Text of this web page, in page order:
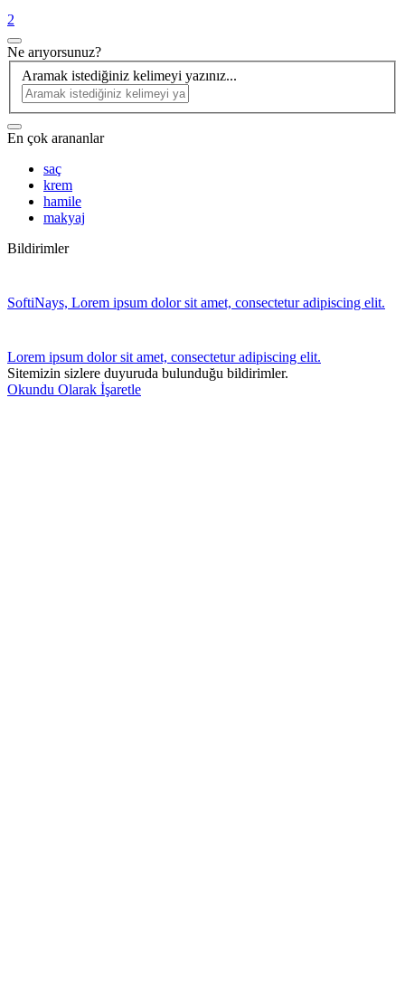
2
Ne arıyorsunuz?
Aramak istediğiniz kelimeyi yazınız...
En çok arananlar
saç
krem
hamile
makyaj
Bildirimler
SoftiNays, Lorem ipsum dolor sit amet, consectetur adipiscing elit.
Lorem ipsum dolor sit amet, consectetur adipiscing elit.
Sitemizin sizlere duyuruda bulunduğu bildirimler.
Okundu Olarak İşaretle